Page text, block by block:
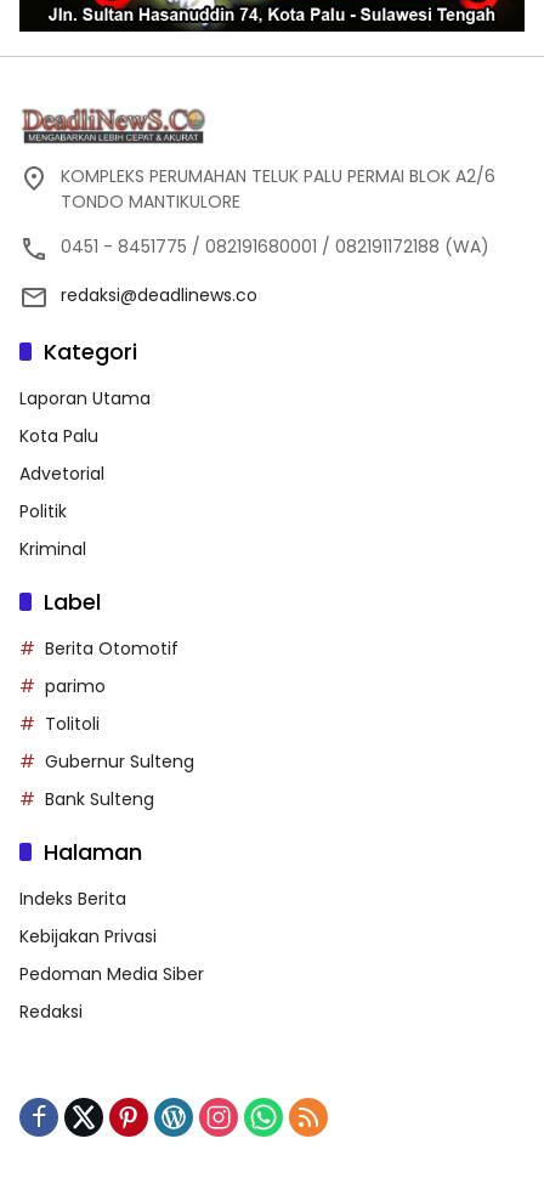
KOMPLEKS PERUMAHAN TELUK PALU PERMAI BLOK A2/6
TONDO MANTIKULORE
0451 - 8451775 / 082191680001 / 082191172188 (WA)
redaksi@deadlinews.co
Kategori
Laporan Utama
Kota Palu
Advetorial
Politik
Kriminal
Label
Berita Otomotif
parimo
Tolitoli
Gubernur Sulteng
Bank Sulteng
Halaman
Indeks Berita
Kebijakan Privasi
Pedoman Media Siber
Redaksi